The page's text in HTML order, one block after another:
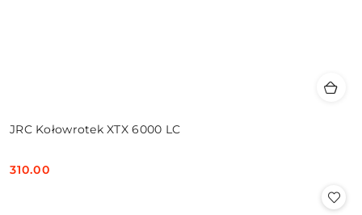
JRC Kołowrotek XTX 6000 LC
Cena:
310.00